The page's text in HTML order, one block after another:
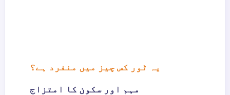
یہ ٹور کس چیز میں منفرد ہے؟
مہم اور سکون کا امتزاج